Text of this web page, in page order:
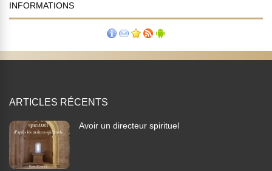
INFORMATIONS
ARTICLES RÉCENTS
Avoir un directeur spirituel